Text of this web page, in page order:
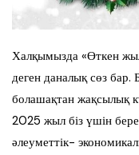
Халқымызда «Өткен
деген даналық сөз бар.
болашақтан жақсылық
2025 жыл біз үшін
әлеуметтік-